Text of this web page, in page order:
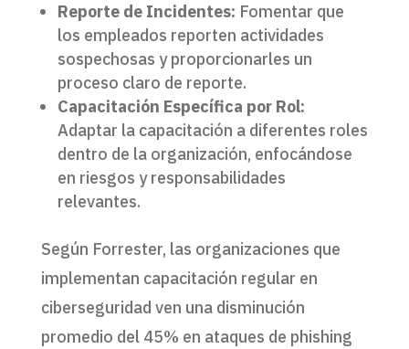
Reporte de Incidentes: Fomentar que
los empleados reporten actividades
sospechosas y proporcionarles un
proceso claro de reporte.
Capacitación Específica por Rol:
Adaptar la capacitación a diferentes roles
dentro de la organización, enfocándose
en riesgos y responsabilidades
relevantes.
Según Forrester, las organizaciones que
implementan capacitación regular en
ciberseguridad ven una disminución
promedio del 45% en ataques de phishing